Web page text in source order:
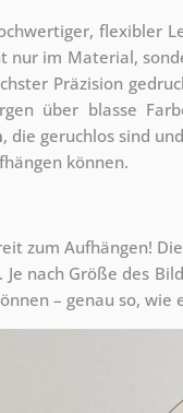
flexibler
im Material,
Präzision
über blasse
, die geruchlos sind
können.
zum Aufhängen!
nach Größe des
– genau so, wie